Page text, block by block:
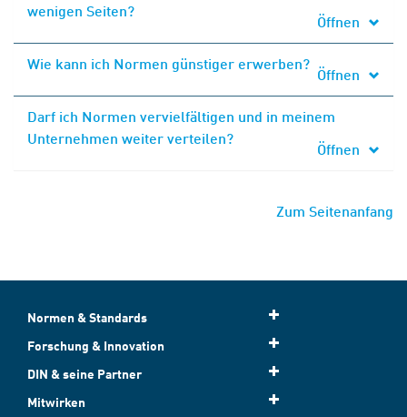
wenigen Seiten?
Öffnen
Wie kann ich Normen günstiger erwerben?
Öffnen
Darf ich Normen vervielfältigen und in meinem
Unternehmen weiter verteilen?
Öffnen
Zum Seitenanfang
Normen & Standards
Forschung & Innovation
DIN & seine Partner
Mitwirken